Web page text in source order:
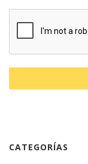
CATEGORÍAS